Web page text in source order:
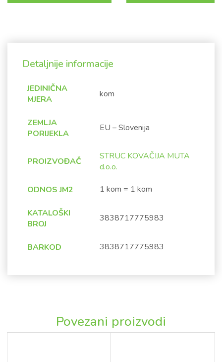
Detaljnije informacije
JEDINIČNA
MJERA
kom
ZEMLJA
PORIJEKLA
EU – Slovenija
PROIZVOĐAČ
STRUC KOVAČIJA MUTA
d.o.o.
ODNOS JM2 1 kom = 1 kom
KATALOŠKI
BROJ
3838717775983
BARKOD 3838717775983
Povezani proizvodi